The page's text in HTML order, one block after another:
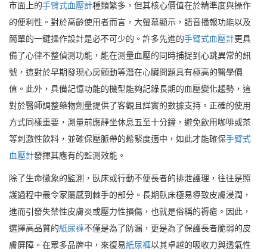
市面上的手臂式血壓計種類繁多，但其核心價值在於精準度與操作
的便利性。對於高齡使用者而言，大螢幕顯示，語音播報功能以及
簡單的一鍵操作設計是必不可少的。許多先進的手臂式血壓計更具
備了心律不整偵測功能，能在測量血壓的同時捕捉到心跳異常的訊
號，這對於早期發現心房顫動等潛在心臟問題具有極高的醫學價
值。此外，具備記憶功能的機型能夠記錄長期的血壓變化趨勢，這
對於醫師調整藥物劑量提供了客觀且詳實的數據支持。正確的使用
方式同樣重要，測量前應靜坐休息五至十分鐘，避免飲用咖啡或茶
等刺激性飲料，並確保壓脈帶的鬆緊度適中，如此才能確保手臂式
血壓計發揮其應有的監測效能。
除了生命徵象的監測，臥床或行動不便長者的排泄護理，往往是照
護過程中最令家屬感到棘手的部分。長期臥床極易導致皮膚浸潤，
進而引發失禁性皮膚炎或壓力性損傷，也就是俗稱的褥瘡。因此，
選擇高品質的紙尿褲不僅是為了防漏，更是為了保護長者脆弱的皮
膚屏障。在眾多品牌中，來復易紙尿褲以其卓越的吸收力與透氣性